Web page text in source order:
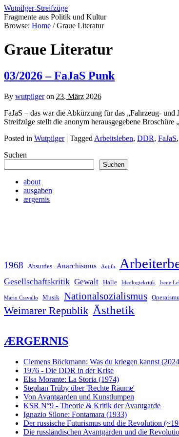
Wutpilger-Streifzüge
Fragmente aus Politik und Kultur
Browse: Home / Graue Literatur
Graue Literatur
03/2026 – FaJaS Punk
By wutpilgeron 23. März 2026
FaJaS – das war die Abkürzung für das „Fahrzeug-
Streifzüge stellt die anonym herausgegebene
Posted in Wutpilger | Tagged Arbeitsleben, DDR, FaJaS,
Suchen
Suchen
about
ausgaben
ærgernis
1968 Absurdes Anarchismus Antifa
Gesellschaftskritik Gewalt Halle Ideologiekritik Irene
Mario Cravallo Musik Nationalsozialismus
Weimarer Republik Ästhetik
ÆRGERNIS
Clemens Böckmann: Was du kriegen kannst
1976 - Die DDR in der Krise
Elsa Morante: La Storia (1974)
Stephan Trüby über 'Rechte Räume'
Von Avantgarden und Kunstlumpen
KSR N°9 - Theorie & Kritik der Avantgarde
Ignazio Silone: Fontamara (1933)
Der russische Futurismus und die Revolution
Die russländischen Avantgarden und die